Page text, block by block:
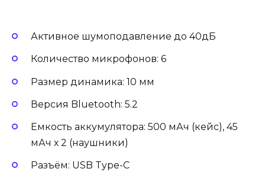
Активное шумоподавление до 40дБ
Количество микрофонов: 6
Размер динамика: 10 мм
Версия Bluetooth: 5.2
Емкость аккумулятора: 500 мАч (кейс), 45
мАч х 2 (наушники)
Разъём: USB Type-C